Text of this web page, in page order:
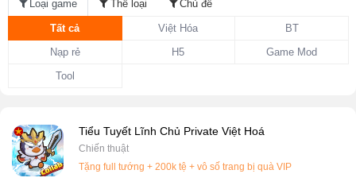
Loại game Thể loại Chủ đề
Tất cả Việt Hóa
BT
Nạp rẻ
H5
Game Mod
Tool
Tiểu Tuyết Lĩnh Chủ Private Việt Hoá
Chiến thuật
Tặng full tướng + 200k tệ + vô số trang bị quà VIP